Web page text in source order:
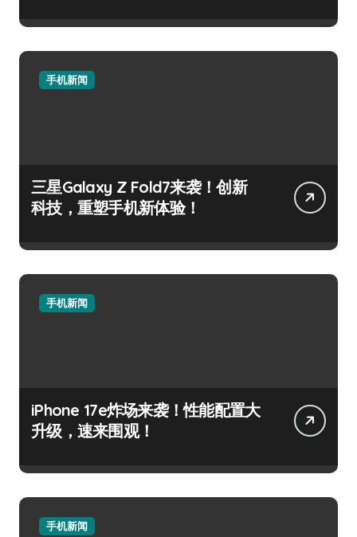
手机新闻
三星Galaxy Z Fold7来袭！创新
科技，重塑手机新体验！
手机新闻
iPhone 17e炸场来袭！性能配置大
升级，速来围观！
手机新闻